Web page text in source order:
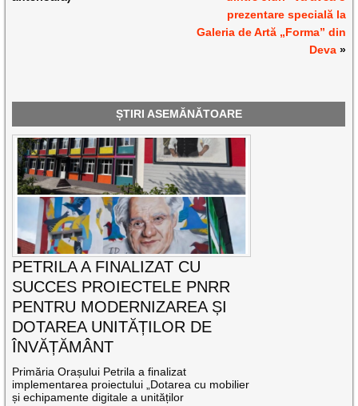
prezentare specială la
Galeria de Artă „Forma” din
Deva»
ȘTIRI ASEMĂNĂTOARE
PETRILA A FINALIZAT CU
SUCCES PROIECTELE PNRR
PENTRU MODERNIZAREA ȘI
DOTAREA UNITĂȚILOR DE
ÎNVĂȚĂMÂNT
Primăria Orașului Petrila a finalizat
implementarea proiectului „Dotarea cu mobilier
și echipamente digitale a unităților